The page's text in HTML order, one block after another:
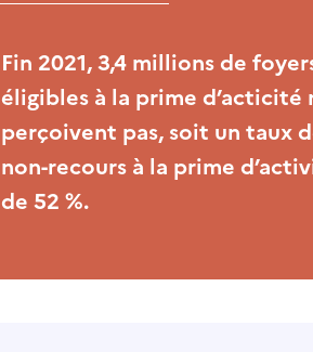
Fin 2021, 3,4 millions de
éligibles à la prime d’acticité
perçoivent pas, soit un taux
non-recours à la prime
de 52 %.